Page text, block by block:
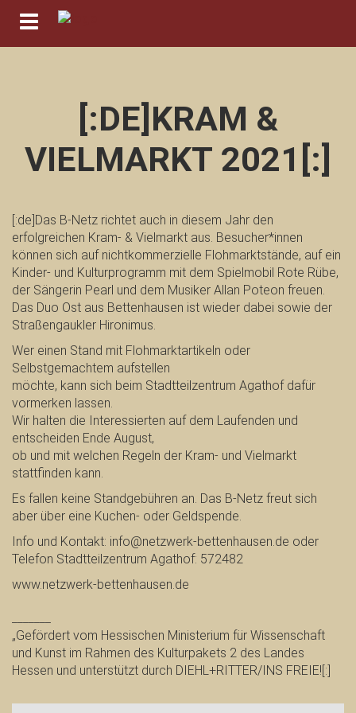
Navigation ein-/ausblenden
[:DE]KRAM &
VIELMARKT 2021[:]
[:de]Das B-Netz richtet auch in diesem Jahr den
erfolgreichen Kram- & Vielmarkt aus. Besucher*innen
können sich auf nichtkommerzielle Flohmarktstände, auf ein
Kinder- und Kulturprogramm mit dem Spielmobil Rote Rübe,
der Sängerin Pearl und dem Musiker Allan Poteon freuen.
Das Duo Ost aus Bettenhausen ist wieder dabei sowie der
Straßengaukler Hironimus.
Wer einen Stand mit Flohmarktartikeln oder
Selbstgemachtem aufstellen
möchte, kann sich beim Stadtteilzentrum Agathof dafür
vormerken lassen.
Wir halten die Interessierten auf dem Laufenden und
entscheiden Ende August,
ob und mit welchen Regeln der Kram- und Vielmarkt
stattfinden kann.
Es fallen keine Standgebühren an. Das B-Netz freut sich
aber über eine Kuchen- oder Geldspende.
Info und Kontakt: info@netzwerk-bettenhausen.de oder
Telefon Stadtteilzentrum Agathof: 572482
www.netzwerk-bettenhausen.de
„Gefördert vom Hessischen Ministerium für Wissenschaft
und Kunst im Rahmen des Kulturpakets 2 des Landes
Hessen und unterstützt durch DIEHL+RITTER/INS FREIE![:]